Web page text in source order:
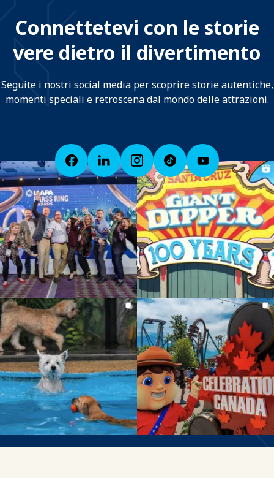
Connettetevi con le storie
vere dietro il divertimento
Seguite i nostri social media per scoprire storie autentiche,
momenti speciali e retroscena dal mondo delle attrazioni.